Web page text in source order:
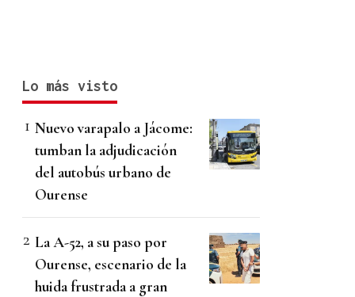
Lo más visto
Nuevo varapalo a Jácome:
tumban la adjudicación
del autobús urbano de
Ourense
La A-52, a su paso por
Ourense, escenario de la
huida frustrada a gran